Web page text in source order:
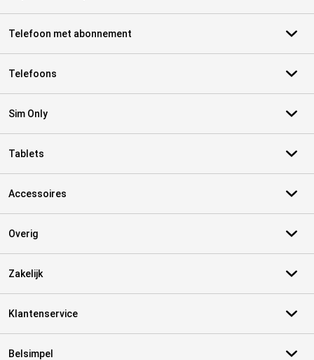
Telefoon met abonnement
Telefoons
Sim Only
Tablets
Accessoires
Overig
Zakelijk
Klantenservice
Belsimpel